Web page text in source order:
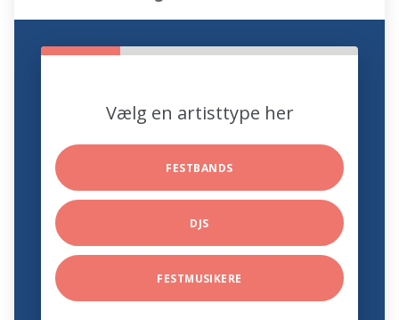
Vælg en artisttype her
FESTBANDS
DJS
FESTMUSIKERE